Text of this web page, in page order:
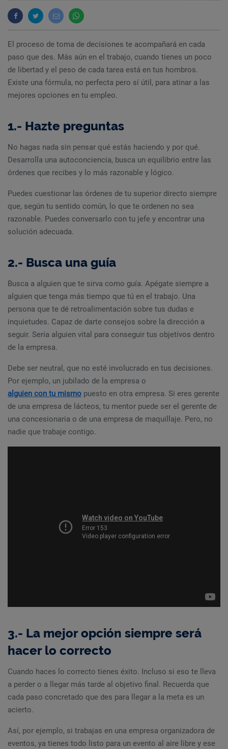
El proceso de toma de decisiones te acompañará en cada
paso que des. Más aún en el trabajo, cuando tienes un poco
de libertad y el peso de cada tarea está en tus hombros.
Existe una fórmula, no perfecta pero sí útil, para atinar a las
mejores opciones en tu empleo.
1.- Hazte preguntas
No hagas nada sin pensar qué estás haciendo y por qué.
Desarrolla una autoconciencia, busca un equilibrio entre las
órdenes que recibes y lo más razonable y lógico.
Puedes cuestionar las órdenes de tu superior directo siempre
que, según tu sentido común, lo que te ordenen no sea
razonable. Puedes conversarlo con tu jefe y encontrar una
solución adecuada.
2.- Busca una guía
Busca a alguien que te sirva como guía. Apégate siempre a
alguien que tenga más tiempo que tú en el trabajo. Una
persona que te dé retroalimentación sobre tus dudas e
inquietudes. Capaz de darte consejos sobre la dirección a
seguir. Sería alguien vital para conseguir tus objetivos dentro
de la empresa.
Debe ser neutral, que no esté involucrado en tus decisiones.
Por ejemplo, un jubilado de la empresa o
alguien con tu mismo puesto en otra empresa. Si eres gerente
de una empresa de lácteos, tu mentor puede ser el gerente de
una concesionaria o de una empresa de maquillaje. Pero, no
nadie que trabaje contigo.
3.- La mejor opción siempre será
hacer lo correcto
Cuando haces lo correcto tienes éxito. Incluso si eso te lleva
a perder o a llegar más tarde al objetivo final. Recuerda que
cada paso concretado que des para llegar a la meta es un
acierto.
Así, por ejemplo, si trabajas en una empresa organizadora de
eventos, ya tienes todo listo para un evento al aire libre y ese